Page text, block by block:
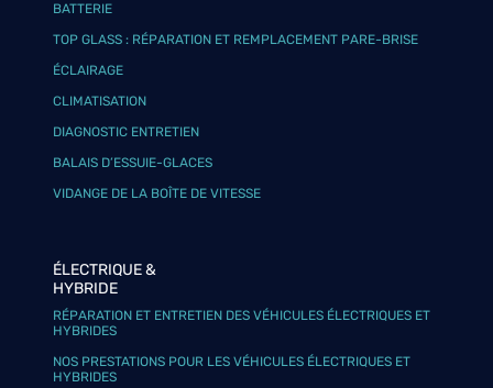
BATTERIE
TOP GLASS : RÉPARATION ET REMPLACEMENT PARE-BRISE
ÉCLAIRAGE
CLIMATISATION
DIAGNOSTIC ENTRETIEN
BALAIS D’ESSUIE-GLACES
VIDANGE DE LA BOÎTE DE VITESSE
ÉLECTRIQUE &
HYBRIDE
RÉPARATION ET ENTRETIEN DES VÉHICULES ÉLECTRIQUES ET
HYBRIDES
NOS PRESTATIONS POUR LES VÉHICULES ÉLECTRIQUES ET
HYBRIDES